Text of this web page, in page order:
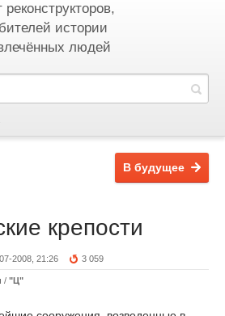
реконструкторов,
истории
людей
В будущее
крепости
2008, 21:26 3 059
/ "Ц"